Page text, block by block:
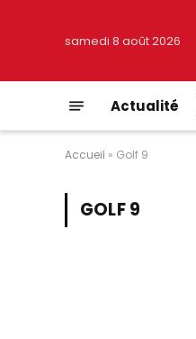
samedi 8 août 2026
Actualité
Accueil » Golf 9
GOLF 9